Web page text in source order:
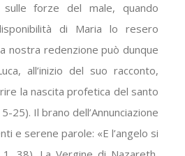
forze del male, quando
di Maria lo resero
nostra redenzione può dunque
all’inizio del suo racconto,
la nascita profetica del santo
25). Il brano dell’Annunciazione
e serene parole: «E l’angelo si